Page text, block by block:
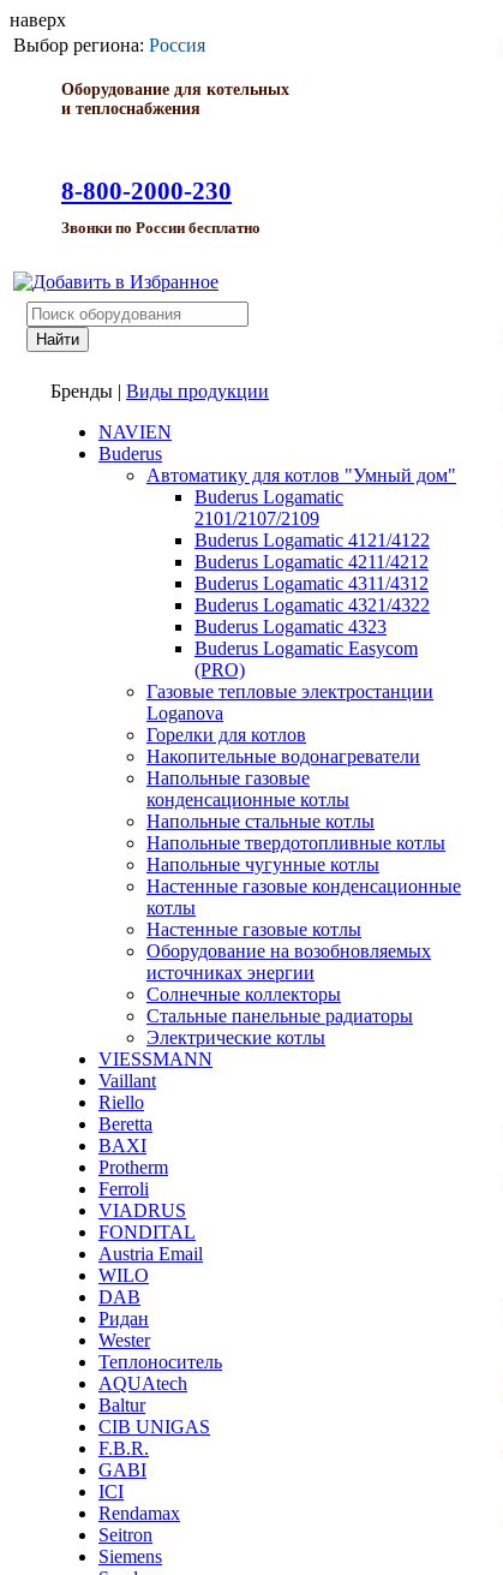
наверх
Выбор региона: Россия
Оборудование для котельных
и теплоснабжения
8-800-2000-230
Звонки по России бесплатно
Бренды | Виды продукции
NAVIEN
Buderus
Автоматику для котлов "Умный дом"
Buderus Logamatic
2101/2107/2109
Buderus Logamatic 4121/4122
Buderus Logamatic 4211/4212
Buderus Logamatic 4311/4312
Buderus Logamatic 4321/4322
Buderus Logamatic 4323
Buderus Logamatic Easycom
(PRO)
Газовые тепловые электростанции
Loganova
Горелки для котлов
Накопительные водонагреватели
Напольные газовые
конденсационные котлы
Напольные стальные котлы
Напольные твердотопливные котлы
Напольные чугунные котлы
Настенные газовые конденсационные
котлы
Настенные газовые котлы
Оборудование на возобновляемых
источниках энергии
Солнечные коллекторы
Стальные панельные радиаторы
Электрические котлы
VIESSMANN
Vaillant
Riello
Beretta
BAXI
Protherm
Ferroli
VIADRUS
FONDITAL
Austria Email
WILO
DAB
Ридан
Wester
Теплоноситель
AQUAtech
Baltur
CIB UNIGAS
F.B.R.
GABI
ICI
Rendamax
Seitron
Siemens